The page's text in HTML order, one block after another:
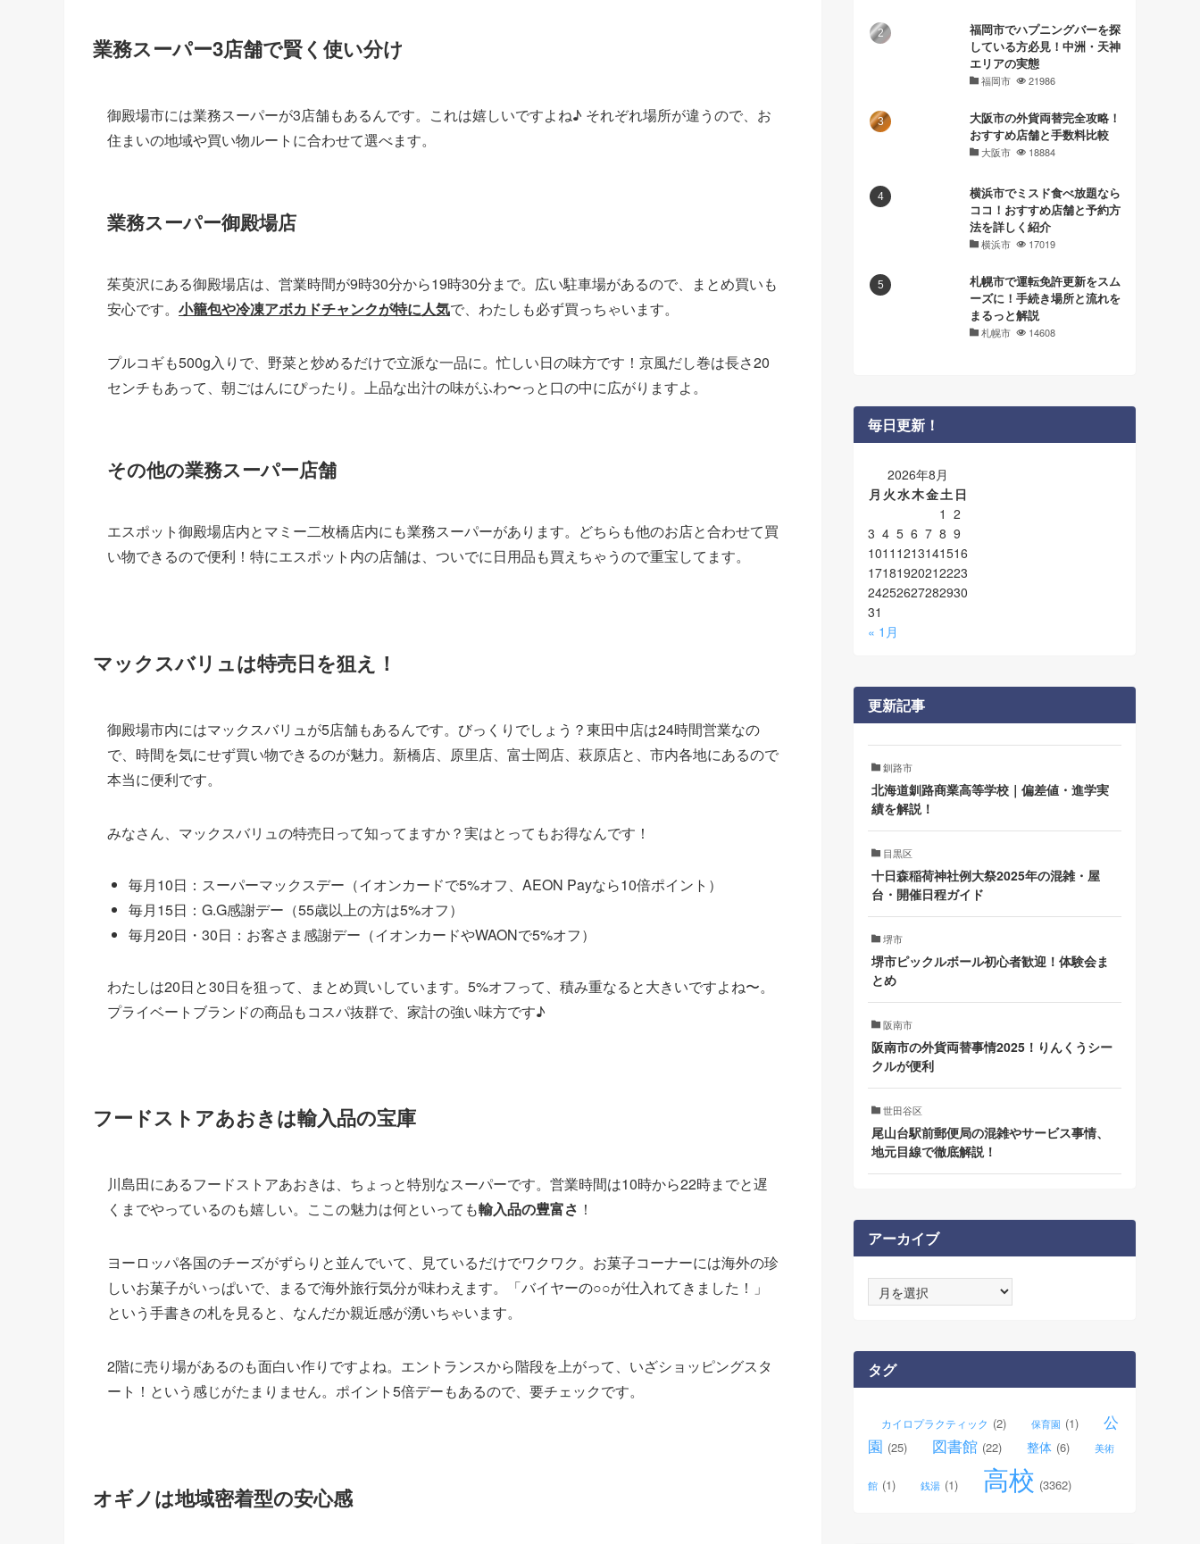
業務スーパー3店舗で賢く使い分け
御殿場市には業務スーパーが3店舗もあるんです。これは嬉しいですよね♪ それぞれ場所が違うので、お
住まいの地域や買い物ルートに合わせて選べます。
業務スーパー御殿場店
茱萸沢にある御殿場店は、営業時間が9時30分から19時30分まで。広い駐車場があるので、まとめ買いも
安心です。 小籠包や冷凍アボカドチャンクが特に人気で、わたしも必ず買っちゃいます。
プルコギも500g入りで、野菜と炒めるだけで立派な一品に。忙しい日の味方です！京風だし巻は長さ20
センチもあって、朝ごはんにぴったり。上品な出汁の味がふわ〜っと口の中に広がりますよ。
その他の業務スーパー店舗
エスポット御殿場店内とマミー二枚橋店内にも業務スーパーがあります。どちらも他のお店と合わせて買
い物できるので便利！特にエスポット内の店舗は、ついでに日用品も買えちゃうので重宝してます。
マックスバリュは特売日を狙え！
御殿場市内にはマックスバリュが5店舗もあるんです。びっくりでしょう？東田中店は24時間営業なの
で、時間を気にせず買い物できるのが魅力。新橋店、原里店、富士岡店、萩原店と、市内各地にあるので
本当に便利です。
みなさん、マックスバリュの特売日って知ってますか？実はとってもお得なんです！
毎月10日：スーパーマックスデー（イオンカードで5%オフ、AEON Payなら10倍ポイント）
毎月15日：G.G感謝デー（55歳以上の方は5%オフ）
毎月20日・30日：お客さま感謝デー（イオンカードやWAONで5%オフ）
わたしは20日と30日を狙って、まとめ買いしています。5%オフって、積み重なると大きいですよね〜。
プライベートブランドの商品もコスパ抜群で、家計の強い味方です♪
フードストアあおきは輸入品の宝庫
川島田にあるフードストアあおきは、ちょっと特別なスーパーです。営業時間は10時から22時までと遅
くまでやっているのも嬉しい。ここの魅力は何といっても輸入品の豊富さ ！
ヨーロッパ各国のチーズがずらりと並んでいて、見ているだけでワクワク。お菓子コーナーには海外の珍
しいお菓子がいっぱいで、まるで海外旅行気分が味わえます。「バイヤーの○○が仕入れてきました！」
という手書きの札を見ると、なんだか親近感が湧いちゃいます。
2階に売り場があるのも面白い作りですよね。エントランスから階段を上がって、いざショッピングスタ
ート！という感じがたまりません。ポイント5倍デーもあるので、要チェックです。
オギノは地域密着型の安心感
福岡市でハプニングバーを探
している方必見！中洲・天神
エリアの実態
福岡市 21986
大阪市の外貨両替完全攻略！
おすすめ店舗と手数料比較
大阪市 18884
横浜市でミスド食べ放題なら
ココ！おすすめ店舗と予約方
法を詳しく紹介
横浜市 17019
札幌市で運転免許更新をスム
ーズに！手続き場所と流れを
まるっと解説
札幌市 14608
毎日更新！
2026年8月
月 火水木金土 日
1 2
3 4 5 6 7 8 9
1011 1213141516
17181920212223
24252627282930
31
« 1月
更新記事
釧路市
北海道釧路商業高等学校｜偏差値・進学実
績を解説！
目黒区
十日森稲荷神社例大祭2025年の混雑・屋
台・開催日程ガイド
堺市
堺市ピックルボール初心者歓迎！体験会ま
とめ
阪南市
阪南市の外貨両替事情2025！りんくうシー
クルが便利
世田谷区
尾山台駅前郵便局の混雑やサービス事情、
地元目線で徹底解説！
アーカイブ
ー
ブ
タグ
カイロプラクティック (2) 保育園 (1)
公
園 (25) 図書館 (22) 整体 (6) 美術
館 (1) 銭湯 (1) 高校 (3362)